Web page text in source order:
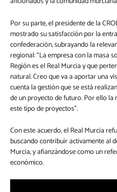
Por su parte, el presidente de la
mostrado su satisfacción por la
confederación, subrayando la
regional: “La empresa con la masa
Región es el Real Murcia y que
natural. Creo que va a aportar una
cuenta la gestión que se está
de un proyecto de futuro. Por ello
este tipo de proyectos”.
Con este acuerdo, el Real Murcia
buscando contribuir activamente al
Murcia, y afianzándose como un
económico.